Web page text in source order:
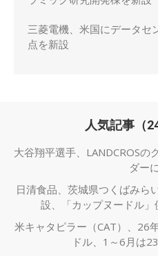
三菱電機、米国にデータセ
点を新設
人気記事（
大谷翔平選手、LANDCROSの
ダー
日清食品、茨城県つくばみら
設、「カップヌードル
米キャタピラー（CAT）、26
ドル、1～6月は